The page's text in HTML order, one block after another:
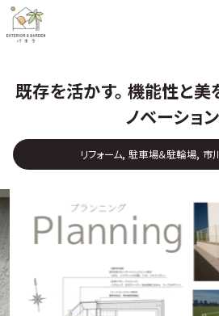
既存を活かす。 機能性と
ノベーショ
リフォーム, 駐車場＆駐輪場,